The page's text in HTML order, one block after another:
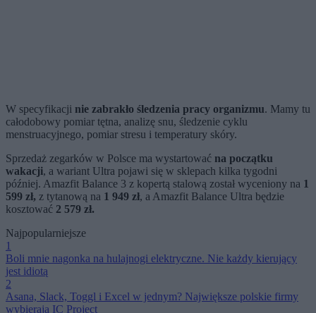
W specyfikacji nie zabrakło śledzenia pracy organizmu. Mamy tu
całodobowy pomiar tętna, analizę snu, śledzenie cyklu
menstruacyjnego, pomiar stresu i temperatury skóry.
Sprzedaż zegarków w Polsce ma wystartować na początku
wakacji, a wariant Ultra pojawi się w sklepach kilka tygodni
później. Amazfit Balance 3 z kopertą stalową został wyceniony na 1
599 zł, z tytanową na 1 949 zł, a Amazfit Balance Ultra będzie
kosztować 2 579 zł.
Najpopularniejsze
1
Boli mnie nagonka na hulajnogi elektryczne. Nie każdy kierujący
jest idiotą
2
Asana, Slack, Toggl i Excel w jednym? Największe polskie firmy
wybierają IC Project